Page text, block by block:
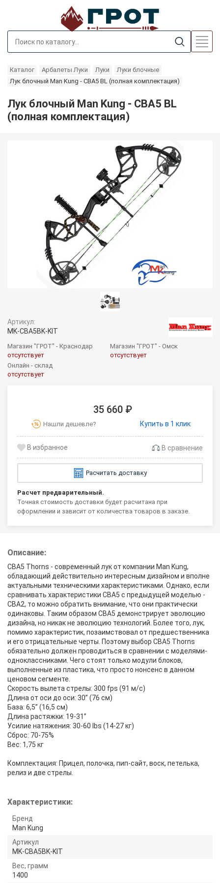
Каталог Арбалеты Луки Луки
Луки блочные
Лук блочный Man Kung - CBA5 BL (полная комплектация)
Лук блочный Man Kung - CBA5 BL
(полная комплектация)
Артикул:
MK-CBA5BK-KIT
Магазин "ГРОТ" - Краснодар
отсутствует
Магазин "ГРОТ" - Омск
отсутствует
Онлайн - склад
отсутствует
35 660 ₽
Нашли дешевле? Купить в 1 клик
В сравнение
Расчитать доставку
Расчет предварительный.
Точная стоимость доставки будет расчитана при
оформлении и зависит от количества товаров в заказе.
Описание:
CBA5 Thorns - современный лук от компании Man Kung,
обладающий действительно интересным дизайном и вполне
актуальными техническими характеристиками. Однако, если
сравнивать характеристики CBA5 с предыдущей моделью -
CBA2, то можно обратить внимание, что они практически
одинаковы. Таким образом CBA5 демонстрирует эволюцию
дизайна, но никак не эволюцию технологий. Более того, лук,
помимо характеристик, позаимствовал от предшественника
и его отрицательные черты. Поэтому выбор CBA5 Thorns
обязательно должен проводиться в сравнении с моделями-
одноклассниками. Чего стоят только модули блоков,
выполненные из пластика, что просто нонсенс в данном
ценовом сегменте.
Скорость вылета стрелы: 300 fps (91 м/с)
Длина от оси до оси: 30” (76 см)
База: 6,5” (16,5 см)
Длина растяжки: 19-31”
Усилие натяжения: 30-60 lbs (14-27 кг)
Сброс: 70-75%
Вес: 1,75 кг
Комплектация: Прицел, полочка, пип-сайт, воск, петелька,
релиз и две стрелы.
Характеристики:
Бренд
Man Kung
Артикул
MK-CBA5BK-KIT
Вес, грамм
1400